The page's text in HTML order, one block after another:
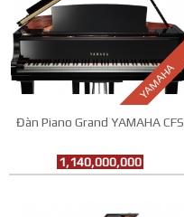
YAMAHA
Đàn Piano Grand YAMAHA CFS
1,140,000,000